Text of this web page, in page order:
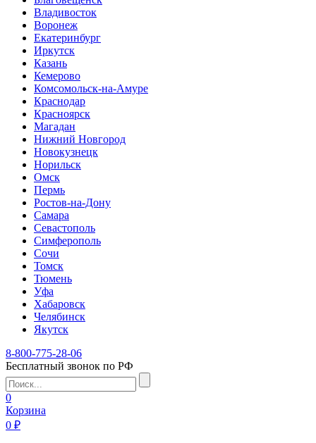
Владивосток
Воронеж
Екатеринбург
Иркутск
Казань
Кемерово
Комсомольск-на-Амуре
Краснодар
Красноярск
Магадан
Нижний Новгород
Новокузнецк
Норильск
Омск
Пермь
Ростов-на-Дону
Самара
Севастополь
Симферополь
Сочи
Томск
Тюмень
Уфа
Хабаровск
Челябинск
Якутск
8-800-775-28-06
Бесплатный звонок по РФ
0
Корзина
0 ₽